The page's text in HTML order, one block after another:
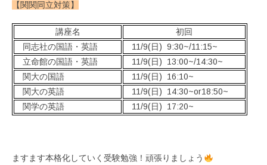
【関関同立対策】
講座名
初回
同志社の国語・英語
11/9(日) 9:30~/11:15~
立命館の国語・英語
11/9(日) 13:00~/14:30~
関大の国語
11/9(日) 16:10~
関大の英語
11/9(日) 14:30~or18:50~
関学の英語
11/9(日) 17:20~
ますます本格化していく受験勉強！頑張りましょう